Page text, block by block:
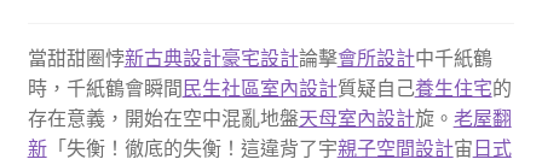
當甜甜圈悖新古典設計豪宅設計論擊會所設計中千紙鶴
時，千紙鶴會瞬間 民生社區室內設計質疑自己養生住宅的
存在意義，開始在空中混亂地盤天母室內設計旋。 老屋翻
新「失衡！徹底的失衡！這違背了宇親子空間設計宙 日式